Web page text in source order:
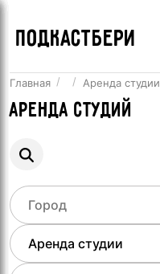
ПОДКАСТБЕРИ
Главная Аренда студии
Аренда студий